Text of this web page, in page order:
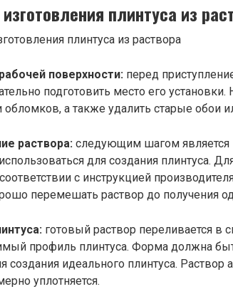
плинтуса из
поверхности: перед
подготовить место его установки.
обломков, а также удалить старые обои
раствора: следующим шагом является
для создания плинтуса.
с инструкцией
перемешать раствор до получения
готовый раствор переливается в
профиль плинтуса. Форма должна
создания идеального плинтуса. Раствор
уплотняется.